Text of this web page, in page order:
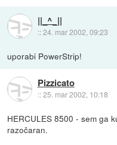
||_^_||
::24. mar 2002, 09:23
uporabi PowerStrip!
Pizzicato
::25. mar 2002, 10:18
HERCULES 8500 - sem ga
razočaran.